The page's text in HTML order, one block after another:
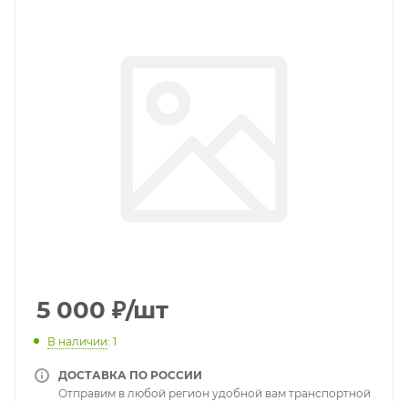
5 000 ₽/шт
В наличии: 1
ДОСТАВКА ПО РОССИИ
Отправим в любой регион удобной вам транспортной